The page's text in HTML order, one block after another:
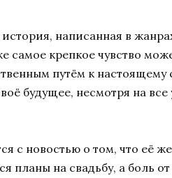
написанная в
самое крепкое чувство
путём к настоящему
будущее, несмотря на все
с новостью о том, что её
планы на свадьбу, а боль от